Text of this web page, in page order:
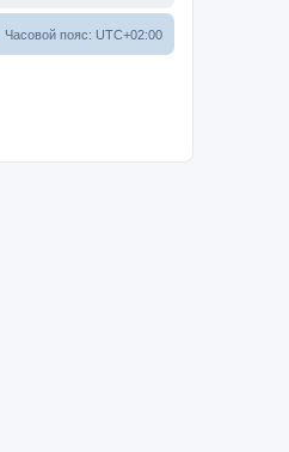
Часовой пояс: UTC+02:00